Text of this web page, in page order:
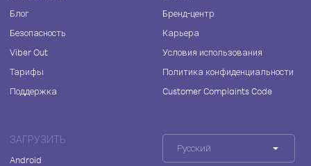
Блог
Безопасность
Viber Out
Тарифы
Поддержка
Бренд-центр
Карьера
Условия использования
Политика конфиденциальности
Customer Complaints Code
ЗАГРУЗИТЬ
Android
Русский